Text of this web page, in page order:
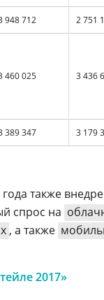
948 712 2 751
460 025 3 436
389 347 3 179
также
спрос на
, а также
2017»